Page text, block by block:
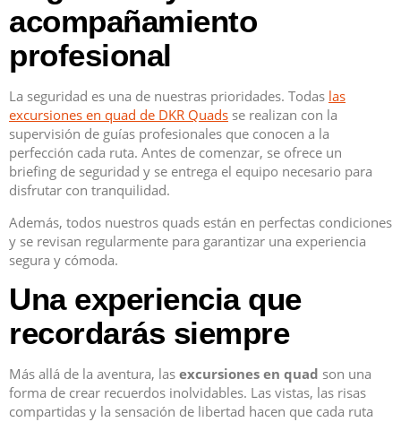
acompañamiento
profesional
La seguridad es una de nuestras prioridades. Todas las
excursiones en quad de DKR Quads se realizan con la
supervisión de guías profesionales que conocen a la
perfección cada ruta. Antes de comenzar, se ofrece un
briefing de seguridad y se entrega el equipo necesario para
disfrutar con tranquilidad.
Además, todos nuestros quads están en perfectas condiciones
y se revisan regularmente para garantizar una experiencia
segura y cómoda.
Una experiencia que
recordarás siempre
Más allá de la aventura, las excursiones en quad son una
forma de crear recuerdos inolvidables. Las vistas, las risas
compartidas y la sensación de libertad hacen que cada ruta